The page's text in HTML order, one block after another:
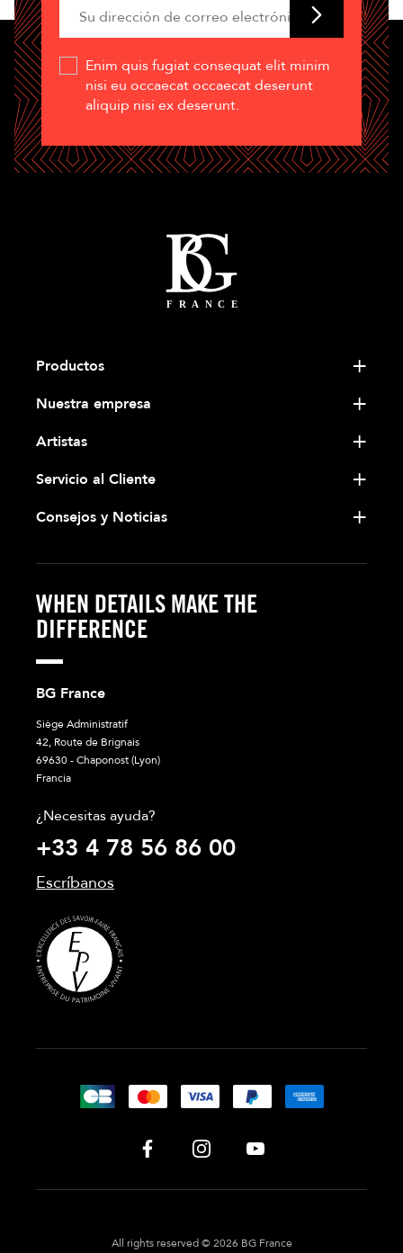
Enim quis fugiat consequat elit minim
nisi eu occaecat occaecat deserunt
aliquip nisi ex deserunt.
Productos
Nuestra empresa
Artistas
Servicio al Cliente
Consejos y Noticias
WHEN DETAILS MAKE THE
DIFFERENCE
BG France
Siège Administratif
42, Route de Brignais
69630 - Chaponost (Lyon)
Francia
¿Necesitas ayuda?
+33 4 78 56 86 00
Escríbanos
All rights reserved © 2026 BG France